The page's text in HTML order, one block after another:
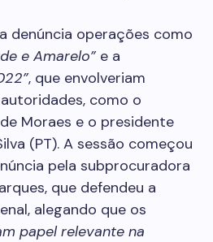
denúncia operações como
e Amarelo” e a
, que envolveriam
como o
Moraes e o presidente
(PT). A sessão começou
pela subprocuradora
que defendeu a
alegando que os
papel relevante na